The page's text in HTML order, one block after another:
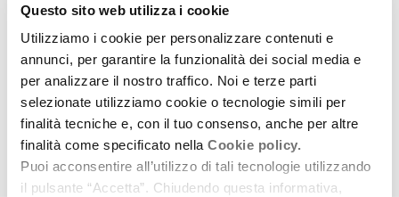
Questo sito web utilizza i cookie
Utilizziamo i cookie per personalizzare contenuti e
annunci, per garantire la funzionalità dei social media e
per analizzare il nostro traffico. Noi e terze parti
selezionate utilizziamo cookie o tecnologie simili per
finalità tecniche e, con il tuo consenso, anche per altre
finalità come specificato nella Cookie policy.
Puoi acconsentire all’utilizzo di tali tecnologie utilizzando
il pulsante “Accetta”. Chiudendo questa informativa,
da Bologna a Londra
2 marzo 2023
Intervista a Roberto paci Dalò
Ascolta downloadPodcast